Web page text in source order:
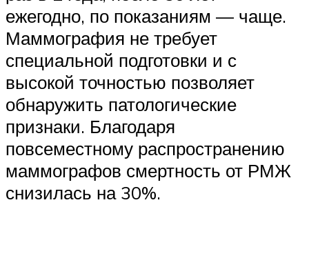
ежегодно, по показаниям — чаще.
Маммография не требует
специальной подготовки и с
высокой точностью позволяет
обнаружить патологические
признаки. Благодаря
повсеместному распространению
маммографов смертность от РМЖ
снизилась на 30%.